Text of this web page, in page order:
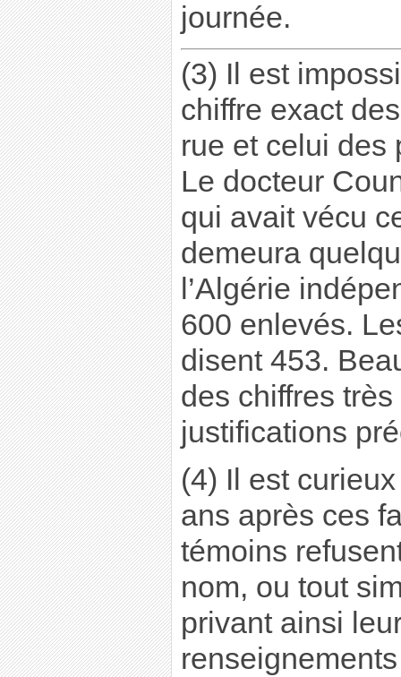
journée.
(3) Il est
chiffre exact
rue et celui des
Le docteur
qui avait vécu
demeura
l’Algérie
600 enlevés.
disent 453.
des chiffres
justifications
(4) Il est
ans après ces
témoins
nom, ou tout
privant ainsi